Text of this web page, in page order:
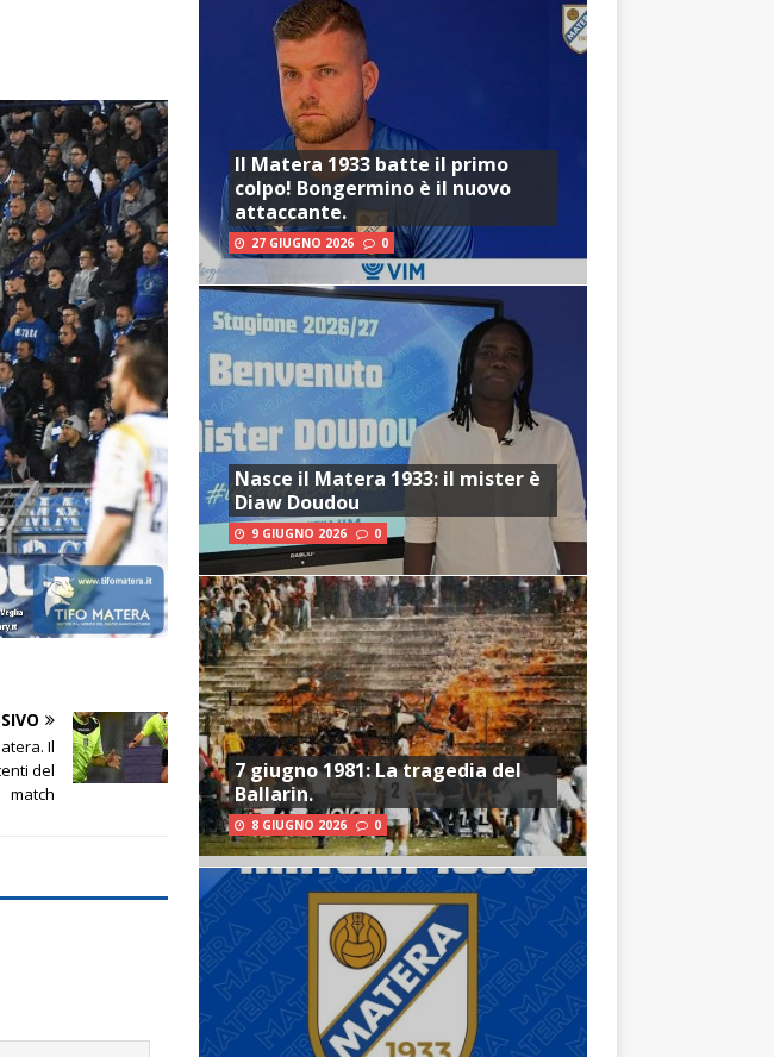
Il
del
match
Il Matera 1933 batte il primo
colpo! Bongermino è il nuovo
attaccante.
27 GIUGNO 2026 0
Nasce il Matera 1933: il mister è
Diaw Doudou
9 GIUGNO 2026 0
7 giugno 1981: La tragedia del
Ballarin.
8 GIUGNO 2026 0